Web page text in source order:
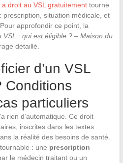
a droit au VSL gratuitementtourne
situation médicale, et
approfondir ce point, la
VSL : qui est éligible ? – Maison du
détaillé.
d’un VSL
Conditions
particuliers
rien d’automatique. Ce droit
inscrites dans les textes
la réalité des besoins de santé.
: une prescription
le médecin traitant ou un